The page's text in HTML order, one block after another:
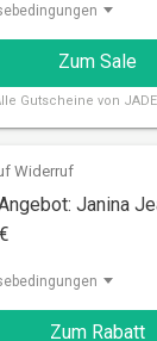
Zum Sale
Gutscheine von
Widerruf
Janina
Zum Rabatt